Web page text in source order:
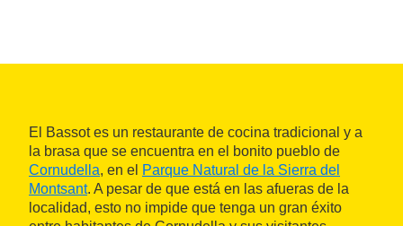
El Bassot es un restaurante de cocina tradicional y a
la brasa que se encuentra en el bonito pueblo de
Cornudella, en el Parque Natural de la Sierra del
Montsant. A pesar de que está en las afueras de la
localidad, esto no impide que tenga un gran éxito